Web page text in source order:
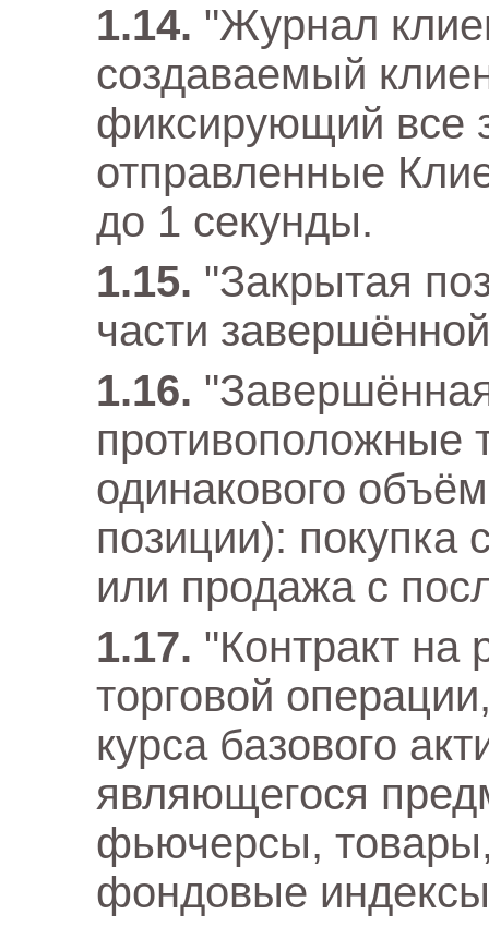
"Журнал
создаваемый
фиксирующий все
отправленные
до 1 секунды.
"Закрытая
части
противоположные
одинакового
позиции):
или продажа с
"Контракт на
торговой
курса базового
являющегося
фьючерсы,
фондовые